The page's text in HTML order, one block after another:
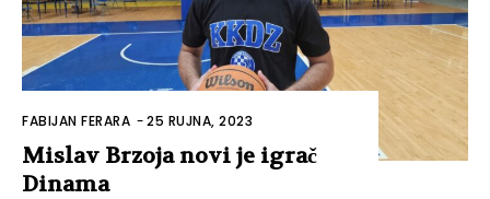
FABIJAN FERARA -25 RUJNA, 2023
Mislav Brzoja novi je igrač
Dinama